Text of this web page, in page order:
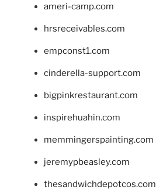
ameri-camp.com
hrsreceivables.com
empconst1.com
cinderella-support.com
bigpinkrestaurant.com
inspirehuahin.com
memmingerspainting.com
jeremypbeasley.com
thesandwichdepotcos.com